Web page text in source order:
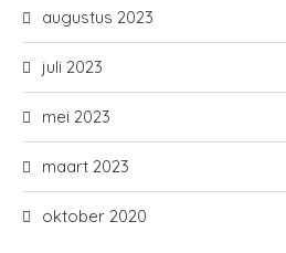
augustus 2023
juli 2023
mei 2023
maart 2023
oktober 2020